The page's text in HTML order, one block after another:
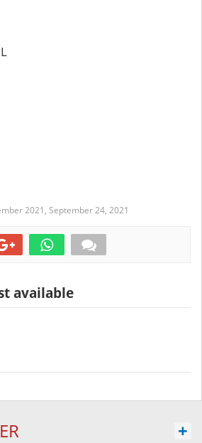
2021, September 24, 2021
available
+